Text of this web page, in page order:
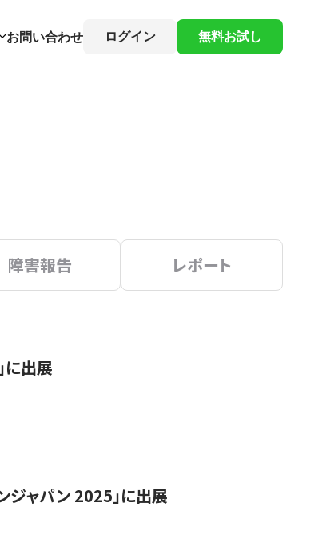
お問い合わせ ログイン 無料お試し
障害報告 レポート
に出展
ジャパン 2025」に出展